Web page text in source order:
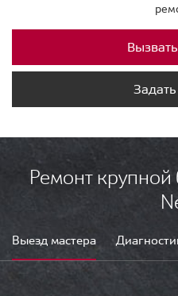
Ремонт крупной
Выезд мастера